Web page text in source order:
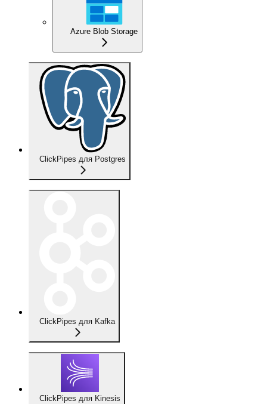
Azure Blob Storage
ClickPipes для Postgres
ClickPipes для Kafka
ClickPipes для Kinesis